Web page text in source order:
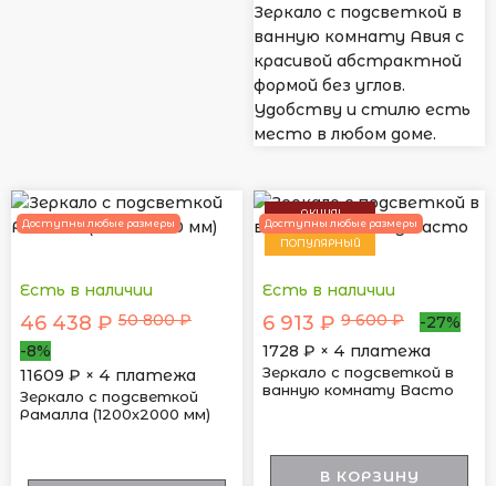
Зеркало с подсветкой в
ванную комнату Авия с
красивой абстрактной
формой без углов.
Удобству и стилю есть
место в любом доме.
Доступны любые размеры
Есть в наличии
46 438 ₽ 50 800 ₽
-8%
11609 ₽ × 4 платежа
Зеркало с подсветкой
Рамалла (1200х2000 мм)
АКЦИЯ!
ПОПУЛЯРНЫЙ
Доступны любые размеры
Есть в наличии
6 913 ₽ 9 600 ₽
-27%
1728 ₽ × 4 платежа
Зеркало с подсветкой в
ванную комнату Васто
В КОРЗИНУ